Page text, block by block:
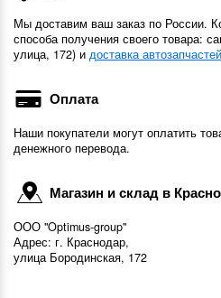
Мы доставим ваш заказ по России.
способа получения своего товара:
улица, 172) и доставка
Оплата
Наши покупатели могут оплатить
денежного перевода.
Магазин и склад в
ООО "Optimus-group"
Адрес: г. Краснодар,
улица Бородинская, 172